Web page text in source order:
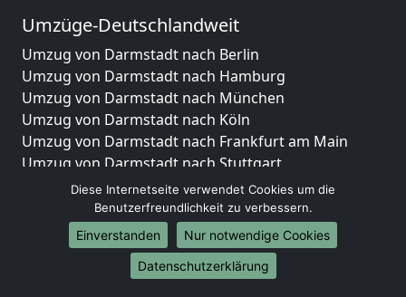
Umzüge-Deutschlandweit
Umzug von Darmstadt nach Berlin
Umzug von Darmstadt nach Hamburg
Umzug von Darmstadt nach München
Umzug von Darmstadt nach Köln
Umzug von Darmstadt nach Frankfurt am Main
Umzug von Darmstadt nach Stuttgart
Umzug von Darmstadt nach Düsseldorf
Umzug von Darmstadt nach Leipzig
Umzug von Darmstadt nach Dortmund
Umzug von Darmstadt nach Essen
Umzug von Darmstadt nach Bremen
Diese Internetseite verwendet Cookies um die
Benutzerfreundlichkeit zu verbessern.
Einverstanden
Nur notwendige Cookies
Datenschutzerklärung